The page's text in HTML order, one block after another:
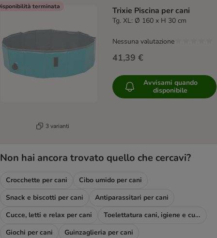
terminata
3 varianti
Trixie Piscina per cani
Tg. XL: Ø 160 x H 30 cm
41,39 €
Nessuna valutazione
Avvisami quando
disponibile
Non hai ancora trovato quello che cercavi?
Crocchette per cani
Cibo umido per cani
Snack e biscotti per cani
Antiparassitari per cani
Cucce, letti e relax per cani
Toelettatura cani, igiene e cura
Giochi per cani
Guinzaglieria per cani